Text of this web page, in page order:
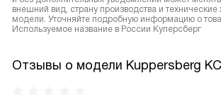
внешний вид, страну производства и технические
модели. Уточняйте подробную информацию о
Используемое название в России Куперсберг
Отзывы о модели Kuppersberg